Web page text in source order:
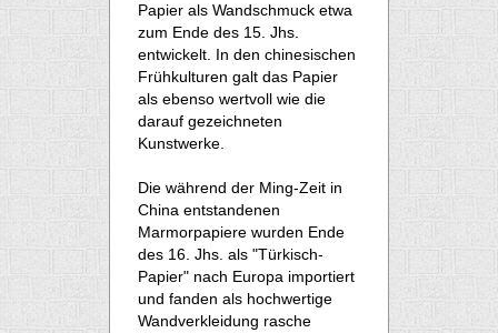
Papier als Wandschmuck etwa
zum Ende des 15. Jhs.
entwickelt. In den chinesischen
Frühkulturen galt das Papier
als ebenso wertvoll wie die
darauf gezeichneten
Kunstwerke.
Die während der Ming-Zeit in
China entstandenen
Marmorpapiere wurden Ende
des 16. Jhs. als "Türkisch-
Papier" nach Europa importiert
und fanden als hochwertige
Wandverkleidung rasche